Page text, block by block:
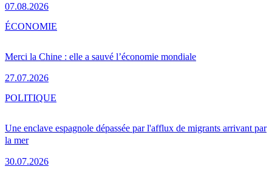
07.08.2026
Merci la Chine : elle a sauvé l’économie mondiale
27.07.2026
ÉCONOMIE
Une enclave espagnole dépassée par l'afflux de migrants arrivant par
la mer
30.07.2026
POLITIQUE